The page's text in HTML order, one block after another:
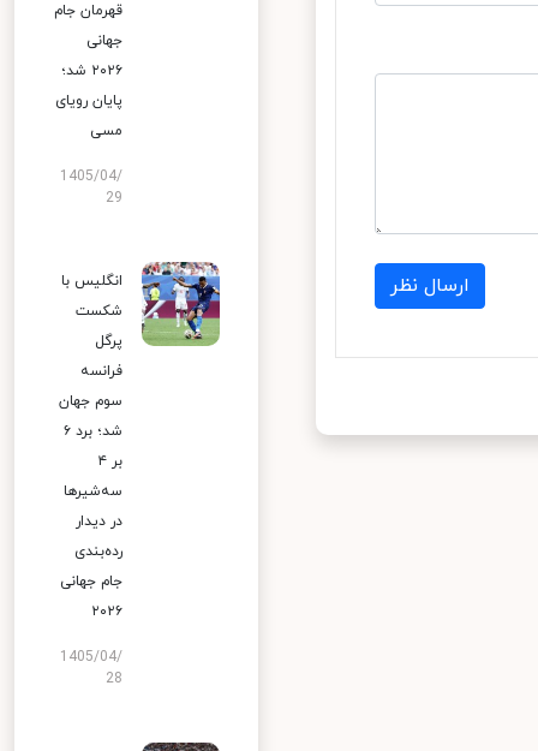
ارسال نظر
قهرمان جام
جهانی
۲۰۲۶ شد؛
پایان رویای
مسی
1405/04/
29
انگلیس با
شکست
پرگل
فرانسه
سوم جهان
شد؛ برد ۶
بر ۴
سه‌شیرها
در دیدار
رده‌بندی
جام جهانی
۲۰۲۶
1405/04/
28